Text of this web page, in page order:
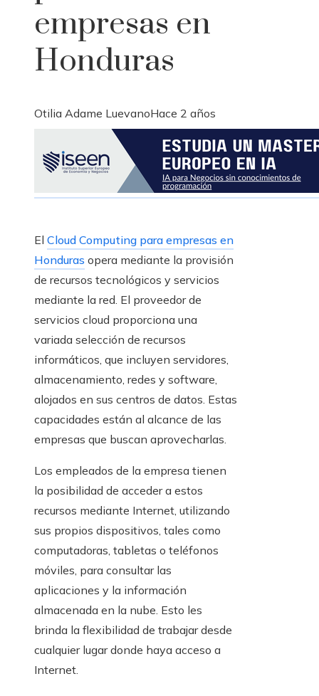
empresas en
Honduras
Otilia Adame LuevanoHace 2 años
El Cloud Computing para empresas en
Honduras opera mediante la provisión
de recursos tecnológicos y servicios
mediante la red. El proveedor de
servicios cloud proporciona una
variada selección de recursos
informáticos, que incluyen servidores,
almacenamiento, redes y software,
alojados en sus centros de datos. Estas
capacidades están al alcance de las
empresas que buscan aprovecharlas.
Los empleados de la empresa tienen
la posibilidad de acceder a estos
recursos mediante Internet, utilizando
sus propios dispositivos, tales como
computadoras, tabletas o teléfonos
móviles, para consultar las
aplicaciones y la información
almacenada en la nube. Esto les
brinda la flexibilidad de trabajar desde
cualquier lugar donde haya acceso a
Internet.